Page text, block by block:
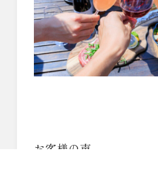
お客様の声